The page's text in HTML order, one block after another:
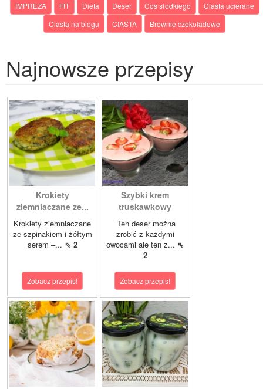
IMPREZA FIT Dieta Deser Coś słodkiego
Ciasta ucierane
Ciasta na blogu
CIASTA Brownie czekoladowe
Najnowsze przepisy
Krokiety
ziemniaczane ze...
Krokiety ziemniaczane
ze szpinakiem i żółtym
serem –... ⇖ 2
Zobacz przepis!
Szybki krem
truskawkowy
Ten deser można
zrobić z każdymi
owocami ale ten z... ⇖
2
Zobacz przepis!